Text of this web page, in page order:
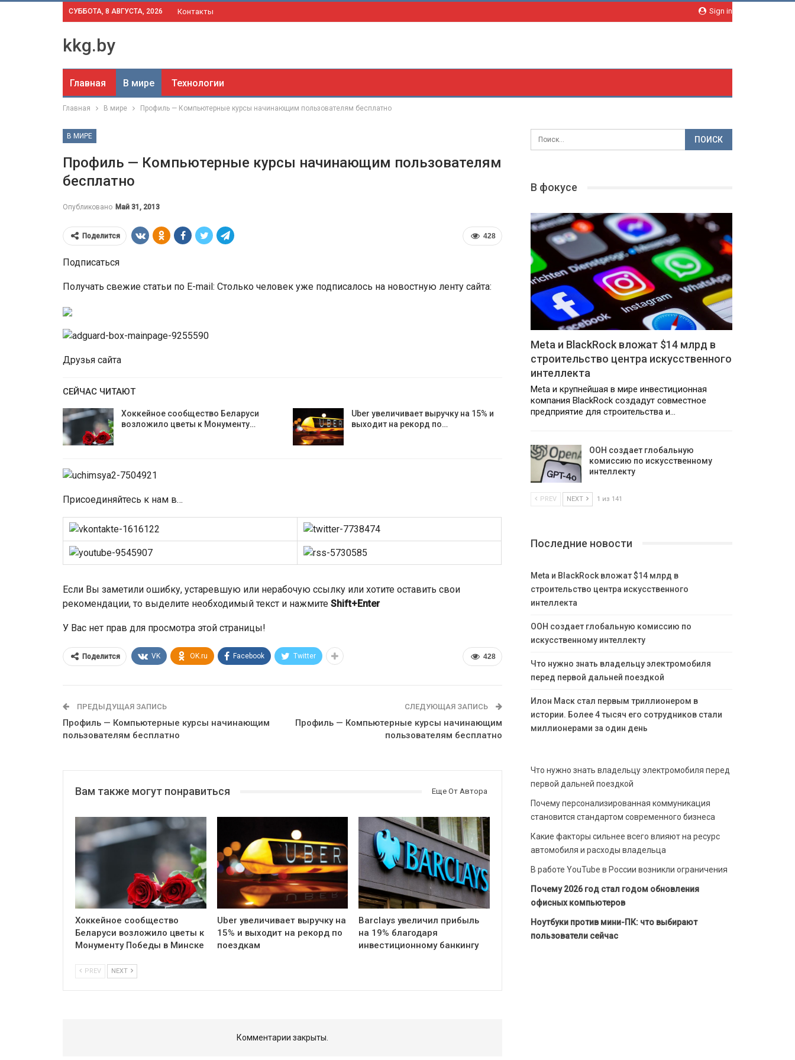
Sign in
СУББОТА, 8 АВГУСТА, 2026 Контакты
kkg.by
Главная В мире Технологии
Главная В мире Профиль — Компьютерные курсы начинающим пользователям бесплатно
В МИРЕ
Профиль — Компьютерные курсы начинающим пользователям
бесплатно
Опубликовано Май 31, 2013
428
Поделится
Подписаться
Получать свежие статьи по E-mail: Столько человек уже подписалось на новостную ленту сайта:
Друзья сайта
СЕЙЧАС ЧИТАЮТ
Хоккейное сообщество Беларуси
возложило цветы к Монументу…
Uber увеличивает выручку на 15% и
выходит на рекорд по…
Присоединяйтесь к нам в…
Если Вы заметили ошибку, устаревшую или нерабочую ссылку или хотите оставить свои
рекомендации, то выделите необходимый текст и нажмите Shift+Enter
У Вас нет прав для просмотра этой страницы!
428
Поделится VK OK.ru Facebook Twitter
ПРЕДЫДУЩАЯ ЗАПИСЬ
Профиль — Компьютерные курсы начинающим
пользователям бесплатно
СЛЕДУЮЩАЯ ЗАПИСЬ
Профиль — Компьютерные курсы начинающим
пользователям бесплатно
Вам также могут понравиться Еще От Автора
Хоккейное сообщество
Беларуси возложило цветы к
Монументу Победы в Минске
Uber увеличивает выручку на
15% и выходит на рекорд по
поездкам
Barclays увеличил прибыль
на 19% благодаря
инвестиционному банкингу
PREV NEXT
Комментарии закрыты.
В фокусе
Meta и BlackRock вложат $14 млрд в
строительство центра искусственного
интеллекта
Meta и крупнейшая в мире инвестиционная
компания BlackRock создадут совместное
предприятие для строительства и…
ООН создает глобальную
комиссию по искусственному
интеллекту
PREV NEXT 1 из 141
Последние новости
Meta и BlackRock вложат $14 млрд в
строительство центра искусственного
интеллекта
ООН создает глобальную комиссию по
искусственному интеллекту
Что нужно знать владельцу электромобиля
перед первой дальней поездкой
Илон Маск стал первым триллионером в
истории. Более 4 тысяч его сотрудников стали
миллионерами за один день
Что нужно знать владельцу электромобиля перед
первой дальней поездкой
Почему персонализированная коммуникация
становится стандартом современного бизнеса
Какие факторы сильнее всего влияют на ресурс
автомобиля и расходы владельца
В работе YouTube в России возникли ограничения
Почему 2026 год стал годом обновления
офисных компьютеров
Ноутбуки против мини-ПК: что выбирают
пользователи сейчас